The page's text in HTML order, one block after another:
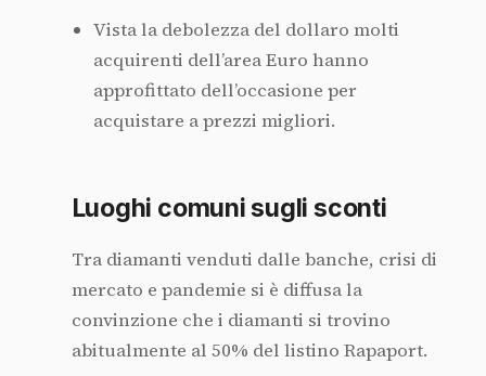
Vista la debolezza del dollaro molti
acquirenti dell’area Euro hanno
approfittato dell’occasione per
acquistare a prezzi migliori.
Luoghi comuni sugli sconti
Tra diamanti venduti dalle banche, crisi di
mercato e pandemie si è diffusa la
convinzione che i diamanti si trovino
abitualmente al 50% del listino Rapaport.